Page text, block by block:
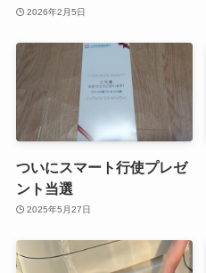
2026年2月5日
ついにスマート行使プレゼ
ント当選
2025年5月27日